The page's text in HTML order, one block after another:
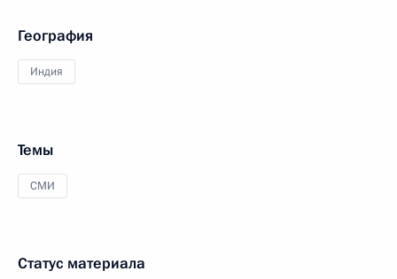
География
Индия
Темы
СМИ
Статус материала